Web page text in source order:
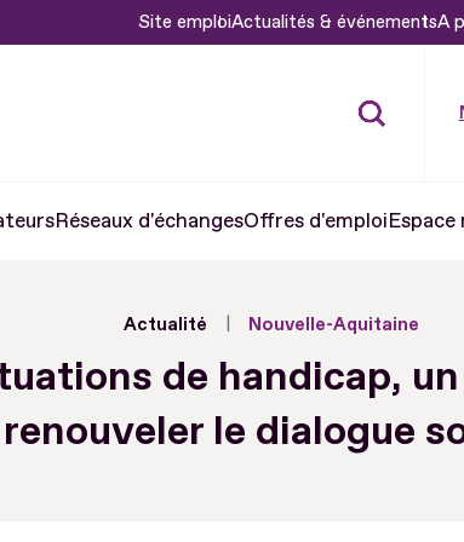
Site emploiActualités & événementsA
Réseaux d'échangesOffres d'emploi
Actualité Nouvelle-Aquitaine
de handicap,
renouveler le dialogue